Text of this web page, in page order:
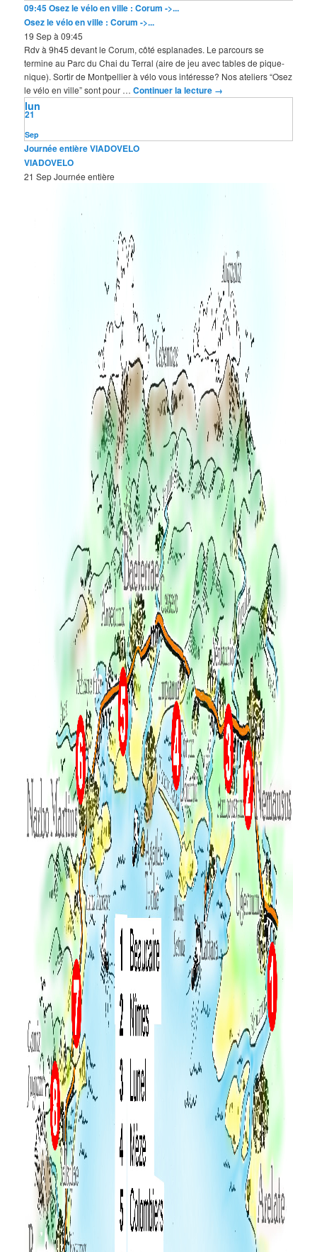
09:45Osez le vélo en ville : Corum ->...
Osez le vélo en ville : Corum ->...
19 Sep à 09:45
Rdv à 9h45 devant le Corum, côté esplanades. Le parcours se
termine au Parc du Chai du Terral (aire de jeu avec tables de pique-
nique). Sortir de Montpellier à vélo vous intéresse? Nos ateliers “Osez
le vélo en ville” sont pour …Continuer la lecture →
Sep
21
lun
Journée entièreVIADOVELO
VIADOVELO
21 SepJournée entière